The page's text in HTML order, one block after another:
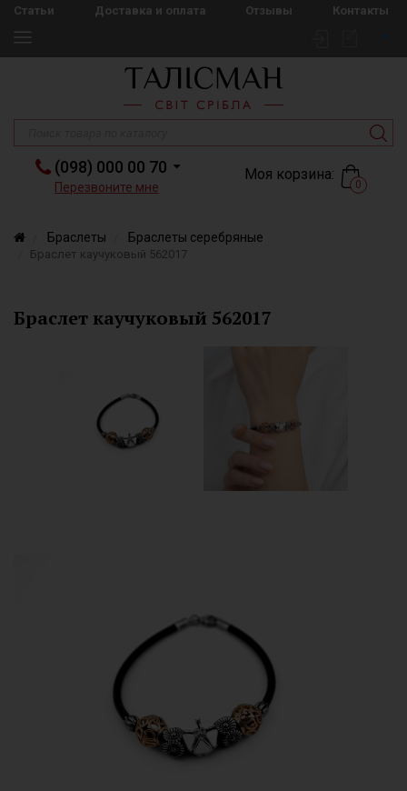
Статьи Доставка и оплата Отзывы Контакты
(098) 000 00 70
Перезвоните мне
Моя корзина:
0
Браслеты Браслеты серебряные
Браслет каучуковый 562017
Браслет каучуковый 562017